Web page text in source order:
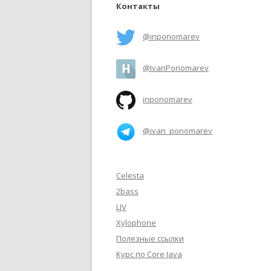
Контакты
@inponomarev
@IvanPonomarev
inponomarev
@ivan_ponomarev
Celesta
2bass
LJV
Xylophone
Полезные ссылки
Курс по Core Java